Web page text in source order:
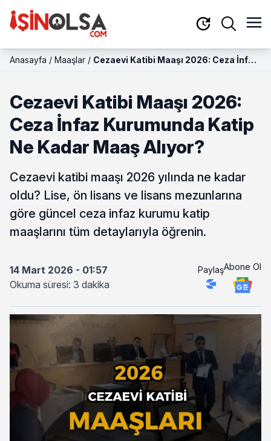
Anasayfa / Maaşlar / Cezaevi Katibi Maaşı 2026: Ceza İnfaz
Cezaevi Katibi Maaşı 2026:
Ceza İnfaz Kurumunda Katip
Ne Kadar Maaş Alıyor?
Cezaevi katibi maaşı 2026 yılında ne kadar
oldu? Lise, ön lisans ve lisans mezunlarına
göre güncel ceza infaz kurumu katip
maaşlarını tüm detaylarıyla öğrenin.
14 Mart 2026 - 01:57
Okuma süresi: 3 dakika
PaylaşAbone Ol